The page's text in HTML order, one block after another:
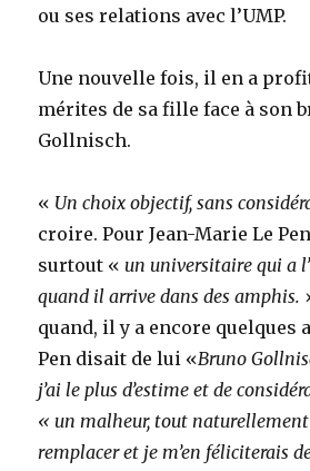
ou ses relations avec l’UMP.
Une nouvelle fois, il en a
mérites de sa fille face à son
Gollnisch.
« Un choix objectif, sans
croire. Pour Jean-Marie Le
surtout « un universitaire qui a
quand il arrive dans des amphis.
quand, il y a encore quelques
Pen disait de lui «Bruno
j’ai le plus d’estime et de
« un malheur, tout
remplacer et je m’en féliciterais